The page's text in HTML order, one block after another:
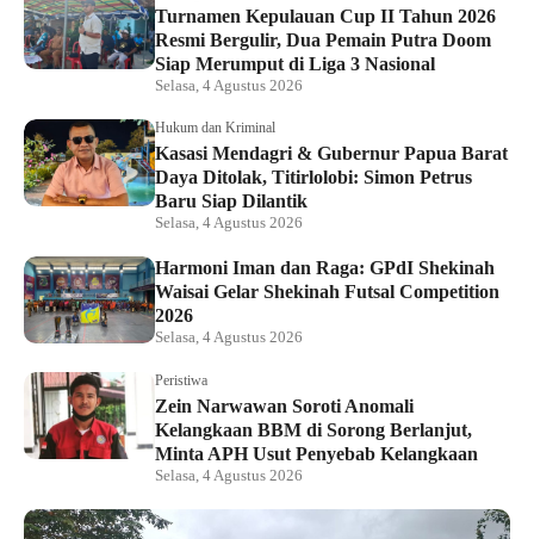
Turnamen Kepulauan Cup II Tahun 2026
Resmi Bergulir, Dua Pemain Putra Doom
Siap Merumput di Liga 3 Nasional
Selasa, 4 Agustus 2026
Hukum dan Kriminal
Kasasi Mendagri & Gubernur Papua Barat
Daya Ditolak, Titirlolobi: Simon Petrus
Baru Siap Dilantik
Selasa, 4 Agustus 2026
Harmoni Iman dan Raga: GPdI Shekinah
Waisai Gelar Shekinah Futsal Competition
2026
Selasa, 4 Agustus 2026
Peristiwa
Zein Narwawan Soroti Anomali
Kelangkaan BBM di Sorong Berlanjut,
Minta APH Usut Penyebab Kelangkaan
Selasa, 4 Agustus 2026